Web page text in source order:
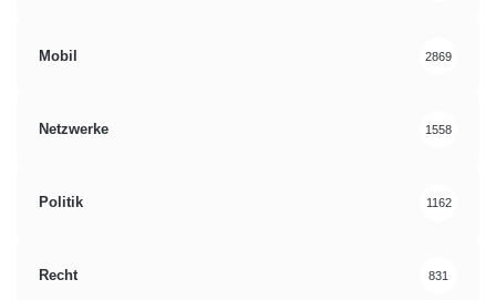
Mobil 2869
Netzwerke 1558
Politik 1162
Recht 831